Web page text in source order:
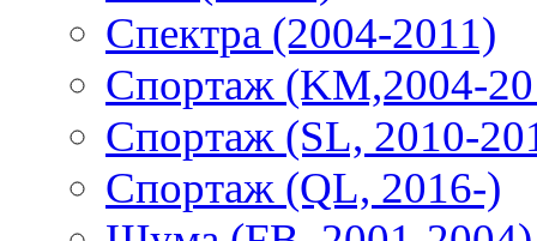
Спектра (2004-2011)
Спортаж (KM,2004-
Спортаж (SL, 2010-
Спортаж (QL, 2016-)